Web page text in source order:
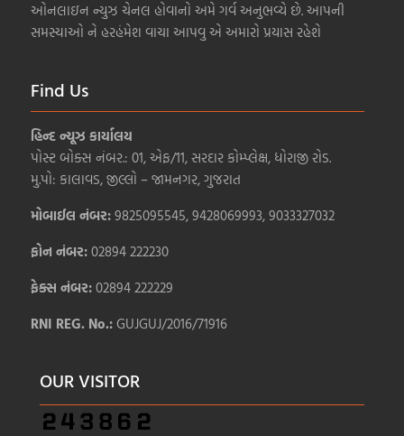
ઓનલાઇન ન્યુઝ ચેનલ હોવાનો અમે ગર્વ અનુભવ્યે છે. આપની
સમસ્યાઓ ને હરહંમેશ વાચા આપવુ એ અમારો પ્રયાસ રહેશે
Find Us
હિન્દ ન્યૂઝ કાર્યાલય
પોસ્ટ બોક્સ નંબર.: 01, એફ/11, સરદાર કોમ્પ્લેક્ષ, ધોરાજી રોડ.
મુ.પો: કાલાવડ, જીલ્લો – જામનગર, ગુજરાત
મોબાઈલ નંબર:9825095545, 9428069993, 9033327032
ફોન નંબર:02894 222230
ફેક્સ નંબર:02894 222229
RNI REG. No.:GUJGUJ/2016/71916
OUR VISITOR